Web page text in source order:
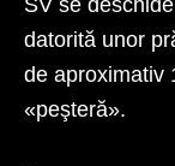
datorită unor
de aproximativ
«peşteră».